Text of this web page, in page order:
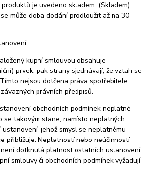
je uvedeno skladem. (Skladem)
může doba dodání prodloužit až na 30
kupní smlouvou obsahuje
prvek, pak strany sjednávají, že vztah se
nejsou dotčena práva spotřebitele
právních předpisů.
obchodních podmínek neplatné
se takovým stane, namísto neplatných
jehož smysl se neplatnému
přibližuje. Neplatností nebo neúčinností
dotknutá platnost ostatních ustanovení.
smlouvy či obchodních podmínek vyžadují